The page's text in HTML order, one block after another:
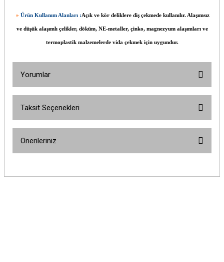
» Ürün Kullanım Alanları :Açık ve kör deliklere diş çekmede kullanılır. Alaşımsız
ve düşük alaşımlı çelikler, döküm, NE-metaller, çinko, magnezyum alaşımları ve
termoplastik malzemelerde vida çekmek için uygundur.
Yorumlar
Taksit Seçenekleri
Önerileriniz
yetersiz gördüğünüz noktaları öneri formunu kullanarak tarafımıza